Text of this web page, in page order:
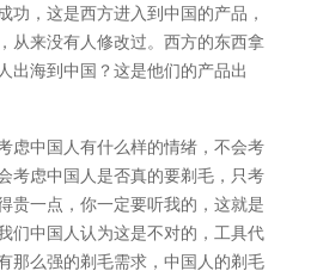
功，这是西方进入到中国的产品，
从来没有人修改过。西方的东西拿
出海到中国？这是他们的产品出
虑中国人有什么样的情绪，不会考
考虑中国人是否真的要剃毛，只考
贵一点，你一定要听我的，这就是
们中国人认为这是不对的，工具代
那么强的剃毛需求，中国人的剃毛